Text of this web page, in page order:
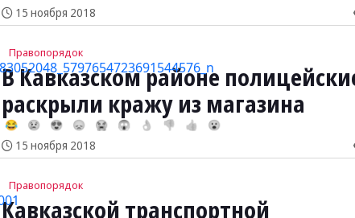
15 ноября 2018
Правопорядок
В Кавказском районе
раскрыли кражу из магазина
😂 😢 😍 😞 😭 😱 👌 👎 👍 😮
15 ноября 2018
Правопорядок
Кавказской транспортной